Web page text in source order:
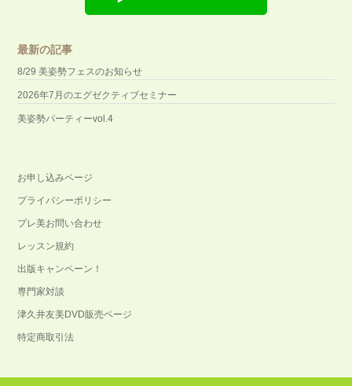
最新の記事
8/29 美姿勢フェスのお知らせ
2026年7月のエグゼクティブセミナー
美姿勢パーティーvol.4
お申し込みページ
プライバシーポリシー
プレ美お問い合わせ
レッスン規約
出版キャンペーン！
専門家対談
津久井友美DVD販売ページ
特定商取引法